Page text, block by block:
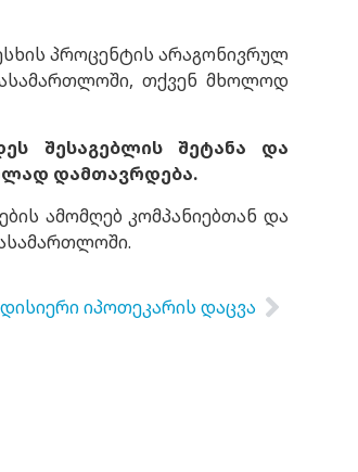
პროცენტის არაგონივრულ
თქვენ მხოლოდ
შესაგებლის შეტანა და
დამთავრდება.
ამომღებ კომპანიებთან და
იპოთეკარის დაცვა